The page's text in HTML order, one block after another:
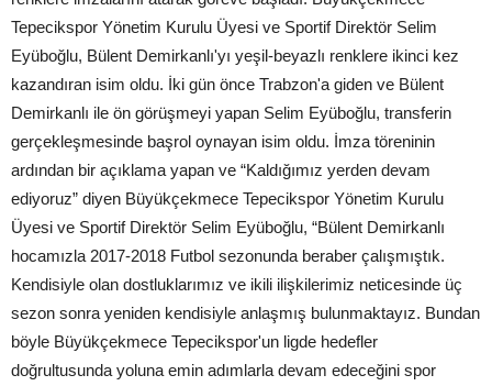
Tepecikspor Yönetim Kurulu Üyesi ve Sportif Direktör Selim
Eyüboğlu, Bülent Demirkanlı'yı yeşil-beyazlı renklere ikinci kez
kazandıran isim oldu. İki gün önce Trabzon'a giden ve Bülent
Demirkanlı ile ön görüşmeyi yapan Selim Eyüboğlu, transferin
gerçekleşmesinde başrol oynayan isim oldu. İmza töreninin
ardından bir açıklama yapan ve “Kaldığımız yerden devam
ediyoruz” diyen Büyükçekmece Tepecikspor Yönetim Kurulu
Üyesi ve Sportif Direktör Selim Eyüboğlu, “Bülent Demirkanlı
hocamızla 2017-2018 Futbol sezonunda beraber çalışmıştık.
Kendisiyle olan dostluklarımız ve ikili ilişkilerimiz neticesinde üç
sezon sonra yeniden kendisiyle anlaşmış bulunmaktayız. Bundan
böyle Büyükçekmece Tepecikspor'un ligde hedefler
doğrultusunda yoluna emin adımlarla devam edeceğini spor